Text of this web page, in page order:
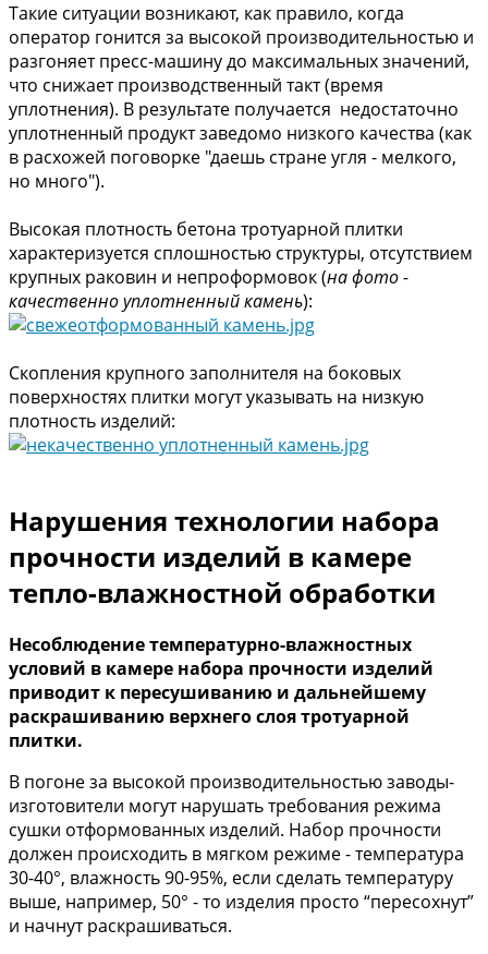
Такие ситуации возникают, как правило, когда
оператор гонится за высокой производительностью и
разгоняет пресс-машину до максимальных значений,
что снижает производственный такт (время
уплотнения). В результате получается недостаточно
уплотненный продукт заведомо низкого качества (как
в расхожей поговорке "даешь стране угля - мелкого,
но много").
Высокая плотность бетона тротуарной плитки
характеризуется сплошностью структуры, отсутствием
крупных раковин и непроформовок (на фото -
качественно уплотненный камень):
Скопления крупного заполнителя на боковых
поверхностях плитки могут указывать на низкую
плотность изделий:
Нарушения технологии набора
прочности изделий в камере
тепло-влажностной обработки
Несоблюдение температурно-влажностных
условий в камере набора прочности изделий
приводит к пересушиванию и дальнейшему
раскрашиванию верхнего слоя тротуарной
плитки.
В погоне за высокой производительностью заводы-
изготовители могут нарушать требования режима
сушки отформованных изделий. Набор прочности
должен происходить в мягком режиме - температура
30-40°, влажность 90-95%, если сделать температуру
выше, например, 50° - то изделия просто “пересохнут”
и начнут раскрашиваться.